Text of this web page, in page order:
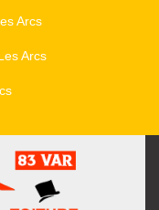
Arcs
Arcs